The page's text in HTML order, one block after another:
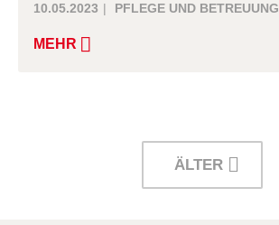
10.05.2023 PFLEGE UND BETREUUNG
MEHR
ÄLTER